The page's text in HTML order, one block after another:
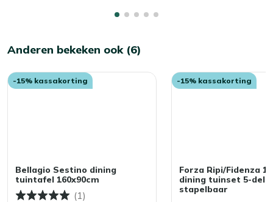
Anderen bekeken ook (6)
-15% kassakorting
Bellagio Sestino dining
tuintafel 160x90cm
(1)
-15% kassakorting
Forza Ripi/Fidenza
dining tuinset 5-delig
stapelbaar